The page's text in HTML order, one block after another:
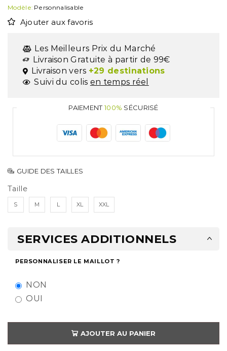
Modèle: Personnalisable
Ajouter aux favoris
Les Meilleurs Prix du Marché
Livraison Gratuite à partir de 99€
Livraison vers +29 destinations
Suivi du colis en temps réel
PAIEMENT100% SÉCURISÉ
GUIDE DES TAILLES
Taille
S M L XL XXL
SERVICES ADDITIONNELS
PERSONNALISER LE MAILLOT ?
NON
OUI
AJOUTER AU PANIER